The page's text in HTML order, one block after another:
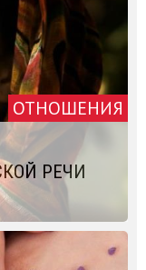
ОТНОШЕНИЯ
РЕЧИ